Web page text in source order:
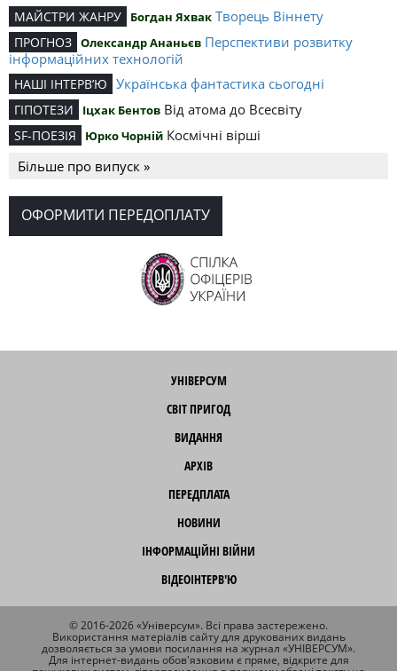
МАЙСТРИ ЖАНРУ Богдан Яхвак Творець Віннету
ПРОГНОЗ Олександр Ананьєв Перспективи розвитку
інформаційних технологій
НАШІ ІНТЕРВ’Ю Українська фантастика сьогодні
ГІПОТЕЗИ Іцхак Бентов Від атома до Всесвіту
SF-ПОЕЗІЯ Юрко Чорній Космічні вірші
Більше про випуск »
ОФОРМИТИ ПЕРЕДОПЛАТУ
УНІВЕРСУМ
СВІТ ПРИГОД
ВИДАННЯ
АРХІВ
ПЕРЕДПЛАТА
НОВИНИ
ІНФОРМАЦІЙНІ ВІЙНИ
ВІДЕОІНТЕРВ'Ю
© 2016-2026 «Універсум». Всі права застережено.
Використання матеріалів сайту для друкованих видань
дозволяється за умови посилання на журнал «УНІВЕРСУМ».
Для інтернет-видань обов'язковим є пряме, відкрите для